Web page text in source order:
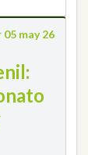
05 may 26